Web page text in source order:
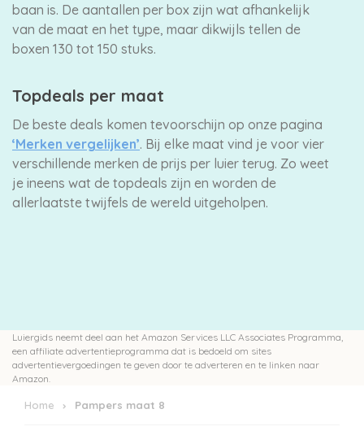
baan is. De aantallen per box zijn wat afhankelijk
van de maat en het type, maar dikwijls tellen de
boxen 130 tot 150 stuks.
Topdeals per maat
De beste deals komen tevoorschijn op onze pagina
‘Merken vergelijken’. Bij elke maat vind je voor vier
verschillende merken de prijs per luier terug. Zo weet
je ineens wat de topdeals zijn en worden de
allerlaatste twijfels de wereld uitgeholpen.
Luiergids neemt deel aan het Amazon Services LLC Associates Programma,
een affiliate advertentieprogramma dat is bedoeld om sites
advertentievergoedingen te geven door te adverteren en te linken naar
Amazon.
Home Pampers maat 8